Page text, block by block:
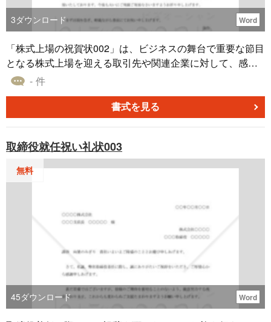
3ダウンロード Word
「株式上場の祝賀状002」は、ビジネスの舞台で重要な節目
となる株式上場を迎える取引先や関連企業に対して、感謝
と祝意を込めたメッセージを伝える際の便利なガイドで
手続きを経て、その株式を一般の投資家に公開することを
指します。Wordフォーマットでダウンロード可能なため、
使いいただけます。ぜひお役立てください。
- 件
書式を見る
取締役就任祝い礼状003
無料
45ダウンロード Word